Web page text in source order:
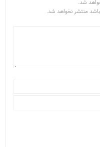
شد.
باشد منتشر نخواهد شد.